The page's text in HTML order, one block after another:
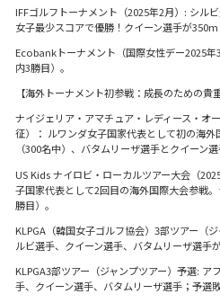
IFFゴルフトーナメント（2025年2月）: シル
女子最少スコアで優勝！クイーン選手が
Ecobankトーナメント（国際女性デー2025
内3勝目）。
【海外トーナメント初参戦：成長のための貴
ナイジェリア・アマチュア・レディース・オ
征）： ルワンダ女子国家代表として初の海
（300名中）、バタムリーザ選手とクイーン選
US Kids ナイロビ・ローカルツアー大会（
子国家代表として2回目の海外国際大会参戦
勝目）。
KLPGA（韓国女子ゴルフ協会）3部ツアー（
ルビ選手、クイーン選手、バタムリーザ選手
KLPGA3部ツアー（ジャンプツアー）予選:
手、クイーン選手、バタムリーザ選手；予選敗